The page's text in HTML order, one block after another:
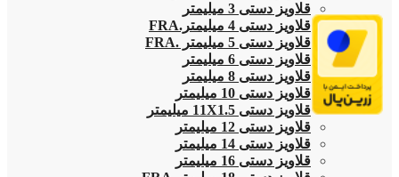
قلاویز دستی 3 میلیمتر
قلاویز دستی 4 میلیمتر.FRA
قلاویز دستی 5 میلیمتر .FRA
قلاویز دستی 6 میلیمتر
قلاویز دستی 8 میلیمتر
قلاویز دستی 10 میلیمتر
قلاویز دستی 11X1.5 میلیمتر
قلاویز دستی 12 میلیمتر
قلاویز دستی 14 میلیمتر
قلاویز دستی 16 میلیمتر